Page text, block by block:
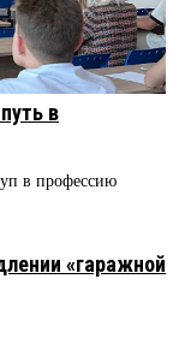
в
в профессию
«гаражной